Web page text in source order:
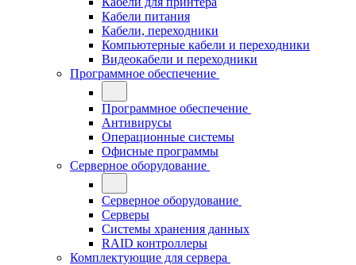
Кабели питания
Кабели, переходники
Компьютерные кабели и переходники
Видеокабели и переходники
Программное обеспечение
Программное обеспечение
Антивирусы
Операционные системы
Офисные программы
Серверное оборудование
Серверное оборудование
Серверы
Системы хранения данных
RAID контроллеры
Комплектующие для сервера